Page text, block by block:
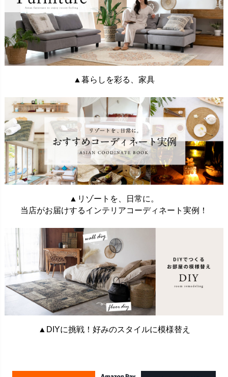
▲暮らしを彩る、家具
▲リゾートを、日常に。
当店がお届けするインテリアコーディネート実例！
▲DIYに挑戦！好みのスタイルに模様替え